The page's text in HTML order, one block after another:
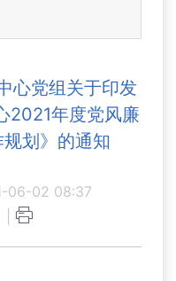
心党组关于印发
2021年度党风廉
划》的通知
06-02 08:37